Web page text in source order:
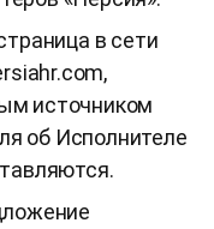
в сети
источником
об Исполнителе